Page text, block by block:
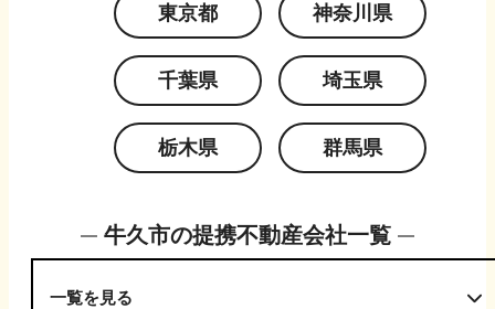
東京都 神奈川県
千葉県 埼玉県
栃木県 群馬県
牛久市の提携不動産会社一覧
一覧を見る